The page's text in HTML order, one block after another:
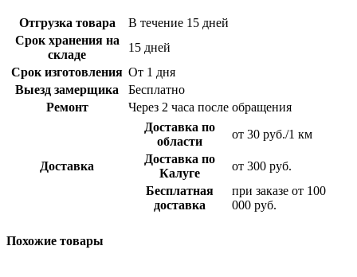
Отгрузка товара
В течение 15 дней
Срок хранения на
складе
15 дней
Срок изготовления От 1 дня
Выезд замерщика
Бесплатно
Ремонт
Через 2 часа после обращения
Доставка
Доставка по
области
от 30 руб./1 км
Доставка по
Калуге
от 300 руб.
Бесплатная
доставка
при заказе от 100
000 руб.
Похожие товары